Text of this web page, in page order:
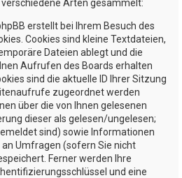
verschiedene Arten gesammelt:
erstellt bei Ihrem Besuch des
Cookies sind kleine Textdateien,
Dateien ablegt und die
Aufrufen des Boards erhalten
sind die aktuelle ID Ihrer Sitzung
zugeordnet werden
über die von Ihnen gelesenen
dieser als gelesen/ungelesen;
sind) sowie Informationen
Umfragen (sofern Sie nicht
Ferner werden Ihre
und eine